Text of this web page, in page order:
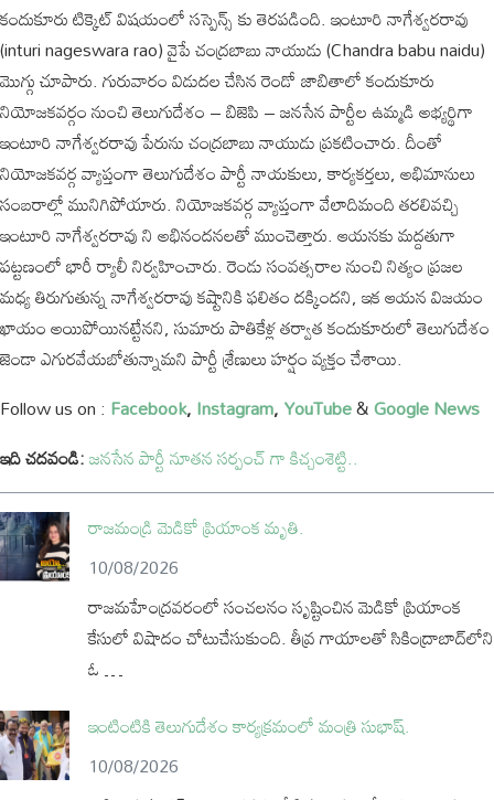
కందుకూరు టిక్కెట్ విషయంలో సస్పెన్స్ కు తెరపడింది. ఇంటూరి నాగేశ్వరరావు
(inturi nageswara rao) వైపే చంద్రబాబు నాయుడు (Chandra babu naidu)
మొగ్గు చూపారు. గురువారం విడుదల చేసిన రెండో జాబితాలో కందుకూరు
నియోజకవర్గం నుంచి తెలుగుదేశం – బిజెపి – జనసేన పార్టీల ఉమ్మడి అభ్యర్థిగా
ఇంటూరి నాగేశ్వరరావు పేరును చంద్రబాబు నాయుడు ప్రకటించారు. దీంతో
నియోజకవర్గ వ్యాప్తంగా తెలుగుదేశం పార్టీ నాయకులు, కార్యకర్తలు, అభిమానులు
సంబరాల్లో మునిగిపోయారు. నియోజకవర్గ వ్యాప్తంగా వేలాదిమంది తరలివచ్చి
ఇంటూరి నాగేశ్వరరావు ని అభినందనలతో ముంచెత్తారు. ఆయనకు మద్దతుగా
పట్టణంలో భారీ ర్యాలీ నిర్వహించారు. రెండు సంవత్సరాల నుంచి నిత్యం ప్రజల
మధ్య తిరుగుతున్న నాగేశ్వరరావు కష్టానికి ఫలితం దక్కిందని, ఇక ఆయన విజయం
ఖాయం అయిపోయినట్టేనని, సుమారు పాతికేళ్ల తర్వాత కందుకూరులో తెలుగుదేశం
జెండా ఎగురవేయబోతున్నామని పార్టీ శ్రేణులు హర్షం వ్యక్తం చేశాయి.
Follow us on : Facebook,Instagram,YouTube&Google News
ఇది చదవండి:జనసేన పార్టీ నూతన సర్పంచ్ గా కిచ్చంశెట్టి..
రాజమండ్రి మెడికో ప్రియాంక మృతి.
10/08/2026
రాజమహేంద్రవరంలో సంచలనం సృష్టించిన మెడికో ప్రియాంక
కేసులో విషాదం చోటుచేసుకుంది. తీవ్ర గాయాలతో సికింద్రాబాద్‌లోని
ఓ …
ఇంటింటికి తెలుగుదేశం కార్యక్రమంలో మంత్రి సుభాష్.
10/08/2026